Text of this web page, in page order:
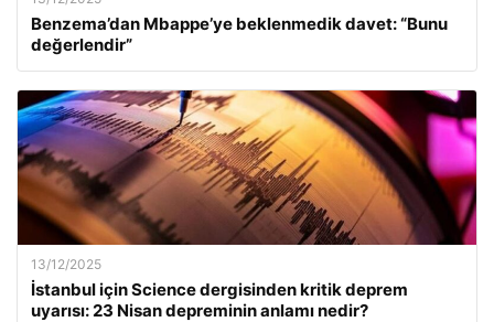
Benzema’dan Mbappe’ye beklenmedik davet: “Bunu
değerlendir”
13/12/2025
İstanbul için Science dergisinden kritik deprem
uyarısı: 23 Nisan depreminin anlamı nedir?